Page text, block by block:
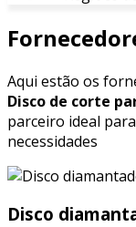
Aqui estão os
Disco de corte
parceiro ideal
necessidades
Disco